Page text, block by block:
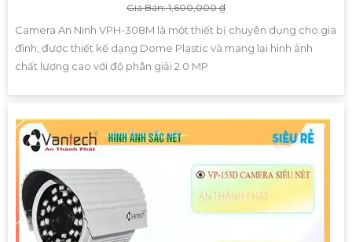
Giá Bán: 1,600,000 ₫
Camera An Ninh VPH-308M là một thiết bị chuyên dụng cho gia
đình, được thiết kế dạng Dome Plastic và mang lại hình ảnh
chất lượng cao với độ phân giải 2.0 MP